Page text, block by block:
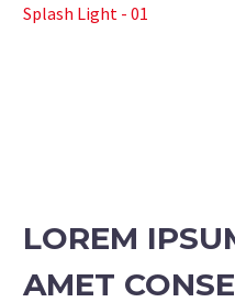
Splash Light - 01
LOREM
AMET